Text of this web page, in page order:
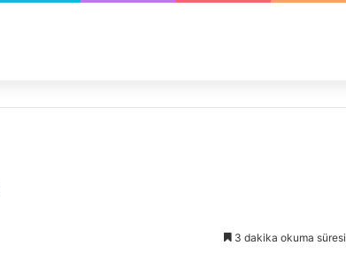
3 dakika okuma süresi